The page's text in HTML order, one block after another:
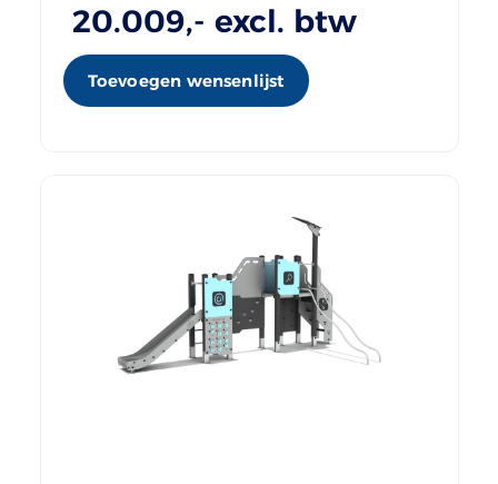
20.009,- excl. btw
Toevoegen wensenlijst